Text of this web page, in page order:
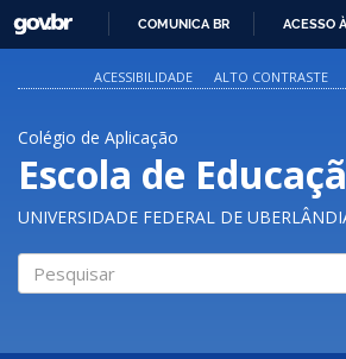
PARA
O
GOVBR
COMUNICA BR ACESSO
ACESSIBILIDADE ALTO CONTRASTE
Colégio de Aplicação
Escola de
UNIVERSIDADE FEDERAL DE